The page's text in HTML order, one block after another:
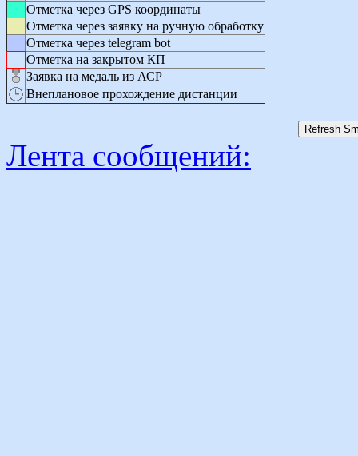
Отметка через GPS координаты
Отметка через заявку на ручную обработку
Отметка через telegram bot
Отметка на закрытом КП
Заявка на медаль из АСР
Внеплановое прохождение дистанции
Лента сообщений: